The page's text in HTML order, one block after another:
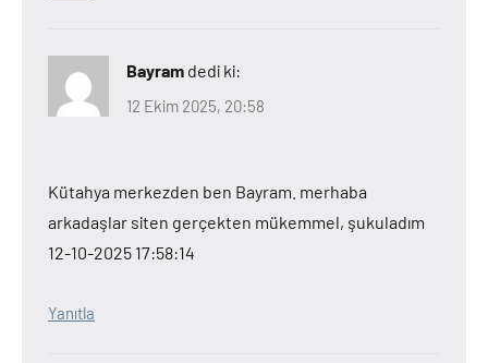
Bayram dedi ki:
12 Ekim 2025, 20:58
Kütahya merkezden ben Bayram. merhaba
arkadaşlar siten gerçekten mükemmel, şukuladım
12-10-2025 17:58:14
Yanıtla